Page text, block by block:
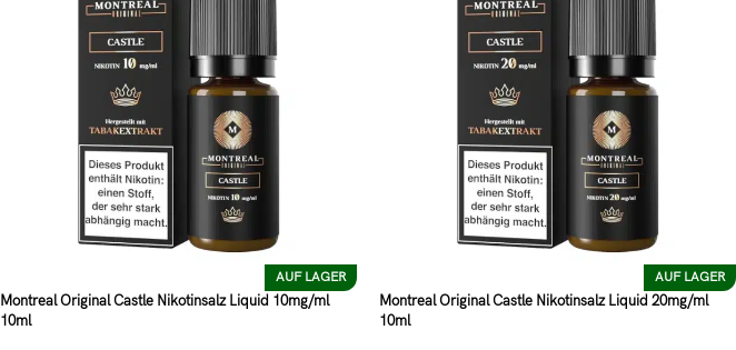
AUF LAGER
Montreal Original Castle Nikotinsalz Liquid 10mg/ml
10ml
AUF LAGER
Montreal Original Castle Nikotinsalz Liquid 20mg/ml
10ml